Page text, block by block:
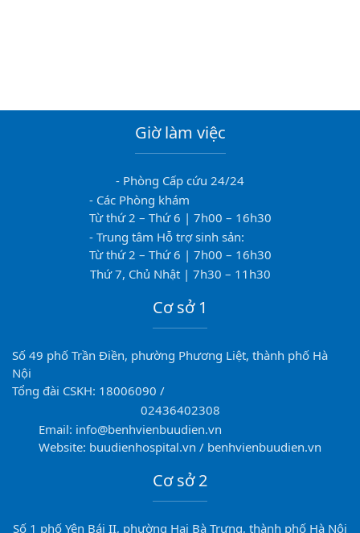
Giờ làm việc
- Phòng Cấp cứu 24/24
- Các Phòng khám
Từ thứ 2 – Thứ 6 | 7h00 – 16h30
- Trung tâm Hỗ trợ sinh sản:
Từ thứ 2 – Thứ 6 | 7h00 – 16h30
Thứ 7, Chủ Nhật | 7h30 – 11h30
Cơ sở 1
Số 49 phố Trần Điền, phường Phương Liệt, thành phố Hà
Nội
Tổng đài CSKH: 18006090 /
02436402308
Email: info@benhvienbuudien.vn
Website: buudienhospital.vn / benhvienbuudien.vn
Cơ sở 2
Số 1 phố Yên Bái II, phường Hai Bà Trưng, thành phố Hà Nội